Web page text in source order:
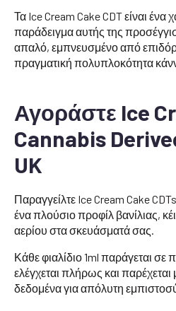
Τα Ice Cream Cake CDT είναι ένα
παράδειγμα αυτής της
απαλό, εμπνευσμένο από
πραγματική πολυπλοκότητα
Αγοράστε Ice
Cannabis
UK
Παραγγείλτε Ice Cream Cake
ένα πλούσιο προφίλ βανίλιας,
αερίου στα σκευάσματά σας.
Κάθε φιαλίδιο 1ml παράγεται σε
ελέγχεται πλήρως και
δεδομένα για απόλυτη